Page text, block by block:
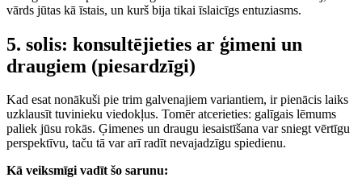
vārds jūtas kā īstais, un kurš bija tikai īslaicīgs entuziasms.
5. solis: konsultējieties ar ģimeni un
draugiem (piesardzīgi)
Kad esat nonākuši pie trim galvenajiem variantiem, ir pienācis laiks
uzklausīt tuvinieku viedokļus. Tomēr atcerieties: galīgais lēmums
paliek jūsu rokās. Ģimenes un draugu iesaistīšana var sniegt vērtīgu
perspektīvu, taču tā var arī radīt nevajadzīgu spiedienu.
Kā veiksmīgi vadīt šo sarunu: